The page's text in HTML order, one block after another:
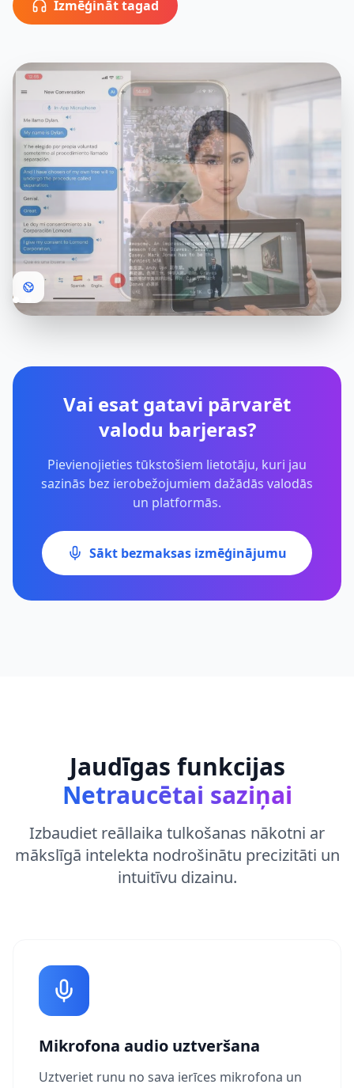
Izmēģināt tagad
Vai esat gatavi pārvarēt
valodu barjeras?
Pievienojieties tūkstošiem lietotāju, kuri jau
sazinās bez ierobežojumiem dažādās valodās
un platformās.
Sākt bezmaksas izmēģinājumu
Jaudīgas funkcijas
Netraucētai saziņai
Izbaudiet reāllaika tulkošanas nākotni ar
mākslīgā intelekta nodrošinātu precizitāti un
intuitīvu dizainu.
Mikrofona audio uztveršana
Uztveriet runu no sava ierīces mikrofona un